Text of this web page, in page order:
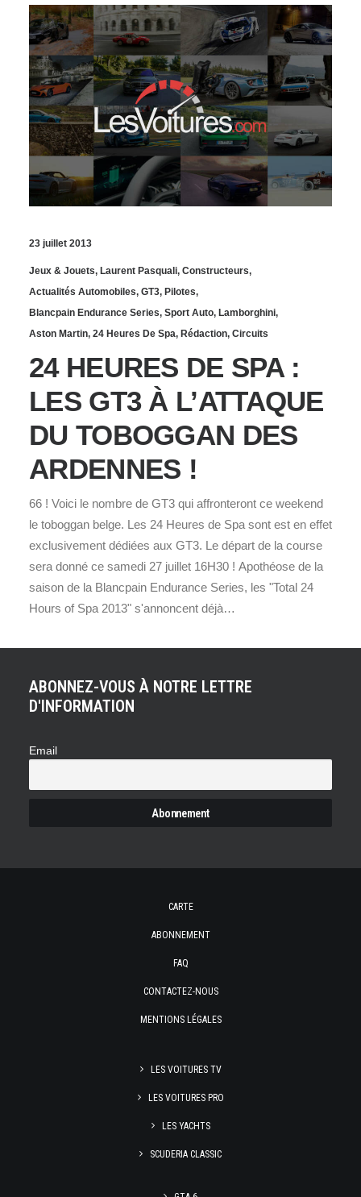
23 juillet 2013
Jeux & Jouets, Laurent Pasquali, Constructeurs,
Actualités Automobiles, GT3, Pilotes,
Blancpain Endurance Series, Sport Auto, Lamborghini,
Aston Martin, 24 Heures De Spa, Rédaction, Circuits
24 HEURES DE SPA :
LES GT3 À L’ATTAQUE
DU TOBOGGAN DES
ARDENNES !
66 ! Voici le nombre de GT3 qui affronteront ce weekend
le toboggan belge. Les 24 Heures de Spa sont est en effet
exclusivement dédiées aux GT3. Le départ de la course
sera donné ce samedi 27 juillet 16H30 ! Apothéose de la
saison de la Blancpain Endurance Series, les "Total 24
Hours of Spa 2013" s'annoncent déjà…
ABONNEZ-VOUS À NOTRE LETTRE
D'INFORMATION
Email
CARTE
ABONNEMENT
FAQ
CONTACTEZ-NOUS
MENTIONS LÉGALES
LES VOITURES TV
LES VOITURES PRO
LES YACHTS
SCUDERIA CLASSIC